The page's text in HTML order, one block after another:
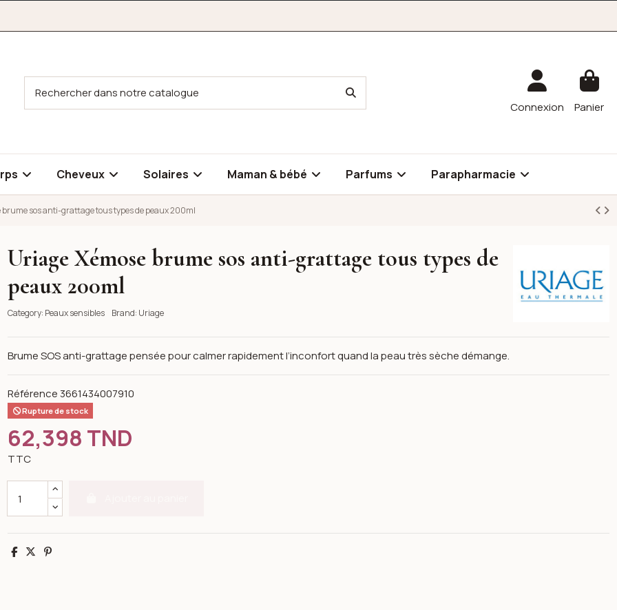
Connexion Panier
Cheveux Solaires Maman & bébé Parfums Parapharmacie
brume sos anti-grattage tous types de peaux 200ml
tous types de peaux 200ml
Uriage Xémose brume sos anti-grattage tous types de
peaux 200ml
Category: Peaux sensibles Brand: Uriage
Brume SOS anti-grattage pensée pour calmer rapidement l’inconfort quand la peau très sèche démange.
Référence 3661434007910
Rupture de stock
62,398 TND
TTC
Partager
TweetPinterest